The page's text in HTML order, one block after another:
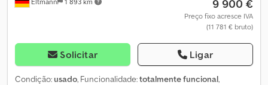
9 900 €
Preço fixo acresce IVA
(11 781 € bruto)
Solicitar Ligar
Condição:usado, Funcionalidade:totalmente funcional,